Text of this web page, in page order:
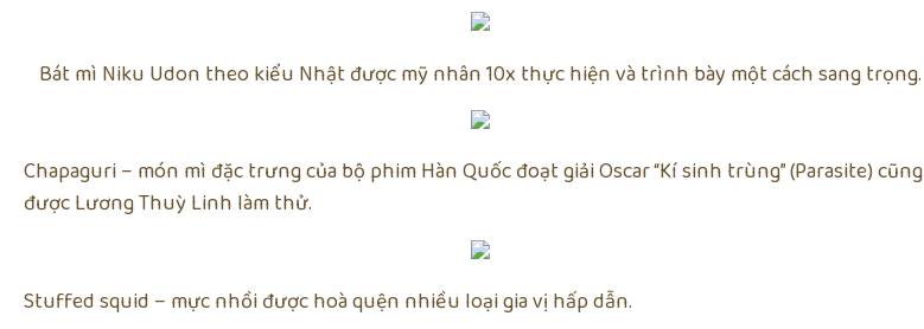
Bát mì Niku Udon theo kiểu Nhật được mỹ nhân 10x thực hiện và trình bày một cách sang trọng.
Chapaguri – món mì đặc trưng của bộ phim Hàn Quốc đoạt giải Oscar “Kí sinh trùng” (Parasite) cũng
được Lương Thuỳ Linh làm thử.
Stuffed squid – mực nhồi được hoà quện nhiều loại gia vị hấp dẫn.